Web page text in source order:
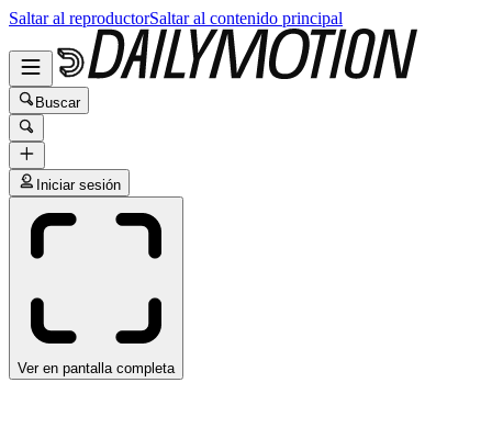
Saltar al reproductorSaltar al contenido principal
Buscar
Iniciar sesión
Ver en pantalla completa